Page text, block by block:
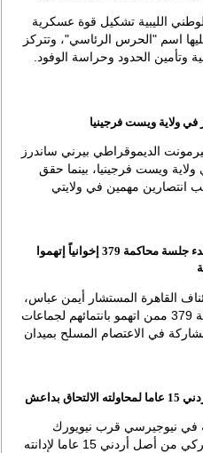
الليبية تشكيل قوة عسكرية
اسم "الحرس الرئاسي"، وتتركز
وتأمين الحدود وحراسة الوفود.
ولاية ويست فرجينيا
الديموقراطي بيرني ساندرز
ولاية ويست فرجينيا، بينما حقق
انتصارين مهمين في ولايتي
القاهرة 13يوليو المقبل بدء جلسة محاكمة 379 إخوانياً إتهموا
القاهرة المستشار أيمن عباس،
13 يوليو المقبل، لبدء جلسة محاكمة 379 ممن اتهمو بانتمائهم لجماعات
في الاعتصام المسلح بميدان
بداعش
نيوجيرسي قرب نيويورك
الثلاثاء بسجن شاب أميركي من أصل أردني 15 عاما لإدانته